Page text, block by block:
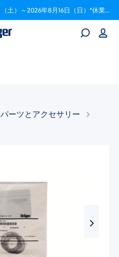
弊社夏季休業期間：2026年8月8日（土）～2026年8月16日（日）*休業期間中にいただいたご注文は、8月17日以降順次対応いたします。
ーツとアクセサリー​